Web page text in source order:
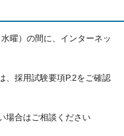
曜）の間に、インターネッ
、採用試験要項P.2をご確認
場合はご相談ください